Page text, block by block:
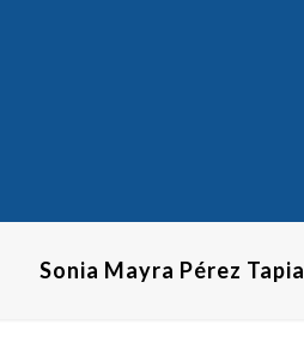
Sonia Mayra Pérez Tapia